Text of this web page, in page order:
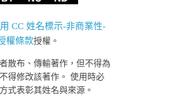
CC 姓名標示-非商業性-
權條款授權。
散布、傳輸著作，但不得為
得修改該著作。 使用時必
式表彰其姓名與來源。